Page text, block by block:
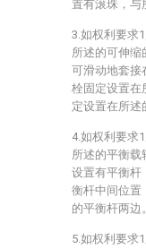
置有滚珠，与
3.如权利要求
所述的可伸缩
可滑动地套接
栓固定设置在
定设置在所述
4.如权利要求
所述的平衡载
设置有平衡杆
衡杆中间位置
的平衡杆两边。
5.如权利要求